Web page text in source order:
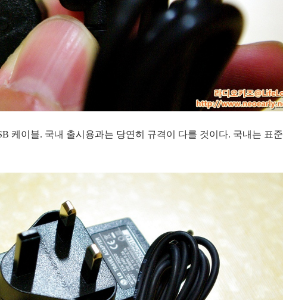
케이블. 국내 출시용과는 당연히 규격이 다를 것이다. 국내는 표준